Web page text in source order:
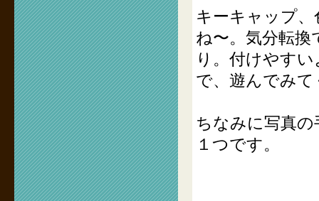
キーキャップ
ね〜。気分転
り。付けやす
で、遊んでみ
ちなみに写真
１つです。